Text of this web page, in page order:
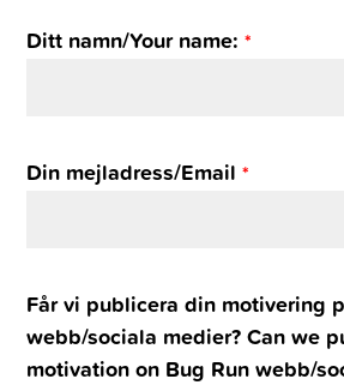
Ditt namn/Your name:*
Din mejladress/Email*
Får vi publicera din motivering
webb/sociala medier? Can we
motivation on Bug Run webb/